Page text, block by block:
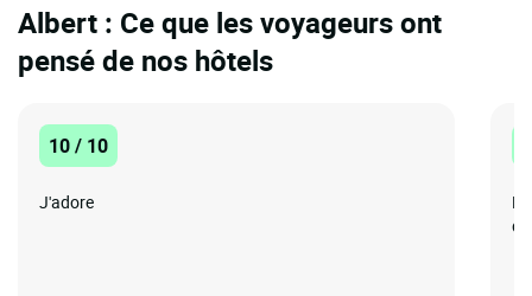
Albert : Ce que les voyageurs ont
pensé de nos hôtels
10 / 10
J'adore